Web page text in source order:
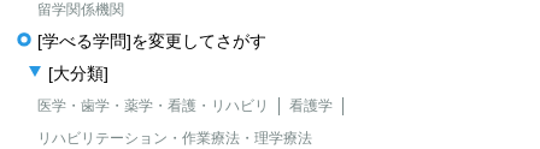
留学関係機関
[学べる学問]を変更してさがす
[大分類]
医学・歯学・薬学・看護・リハビリ
看護学
リハビリテーション・作業療法・理学療法